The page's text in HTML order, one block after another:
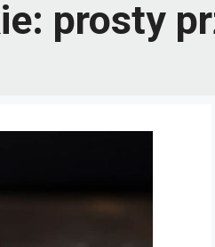
prosty